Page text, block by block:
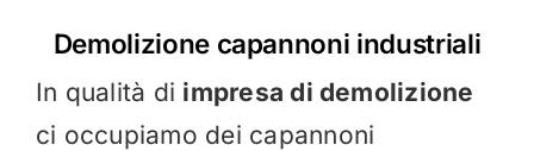
Demolizione capannoni industriali
In qualità di impresa di demolizione
ci occupiamo dei capannoni